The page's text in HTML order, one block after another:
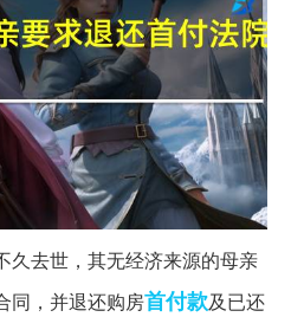
久去世，其无经济来源的母亲
同，并退还购房首付款及已还